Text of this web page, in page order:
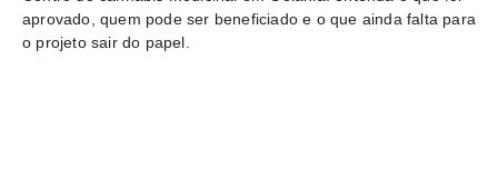
aprovado, quem pode ser beneficiado e o que ainda falta para
o projeto sair do papel.